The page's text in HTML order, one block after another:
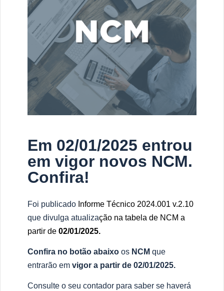
Em 02/01/2025 entrou
em vigor novos NCM.
Confira!
Foi publicado Informe Técnico 2024.001 v.2.10
que divulga atualização na tabela de NCM a
partir de 02/01/2025.
Confira no botão abaixo os NCM que
entrarão em vigor a partir de 02/01/2025.
Consulte o seu contador para saber se haverá